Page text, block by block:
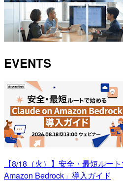
EVENTS
【8/18（火）】安全・最短ルー
Amazon Bedrock」導入ガイド